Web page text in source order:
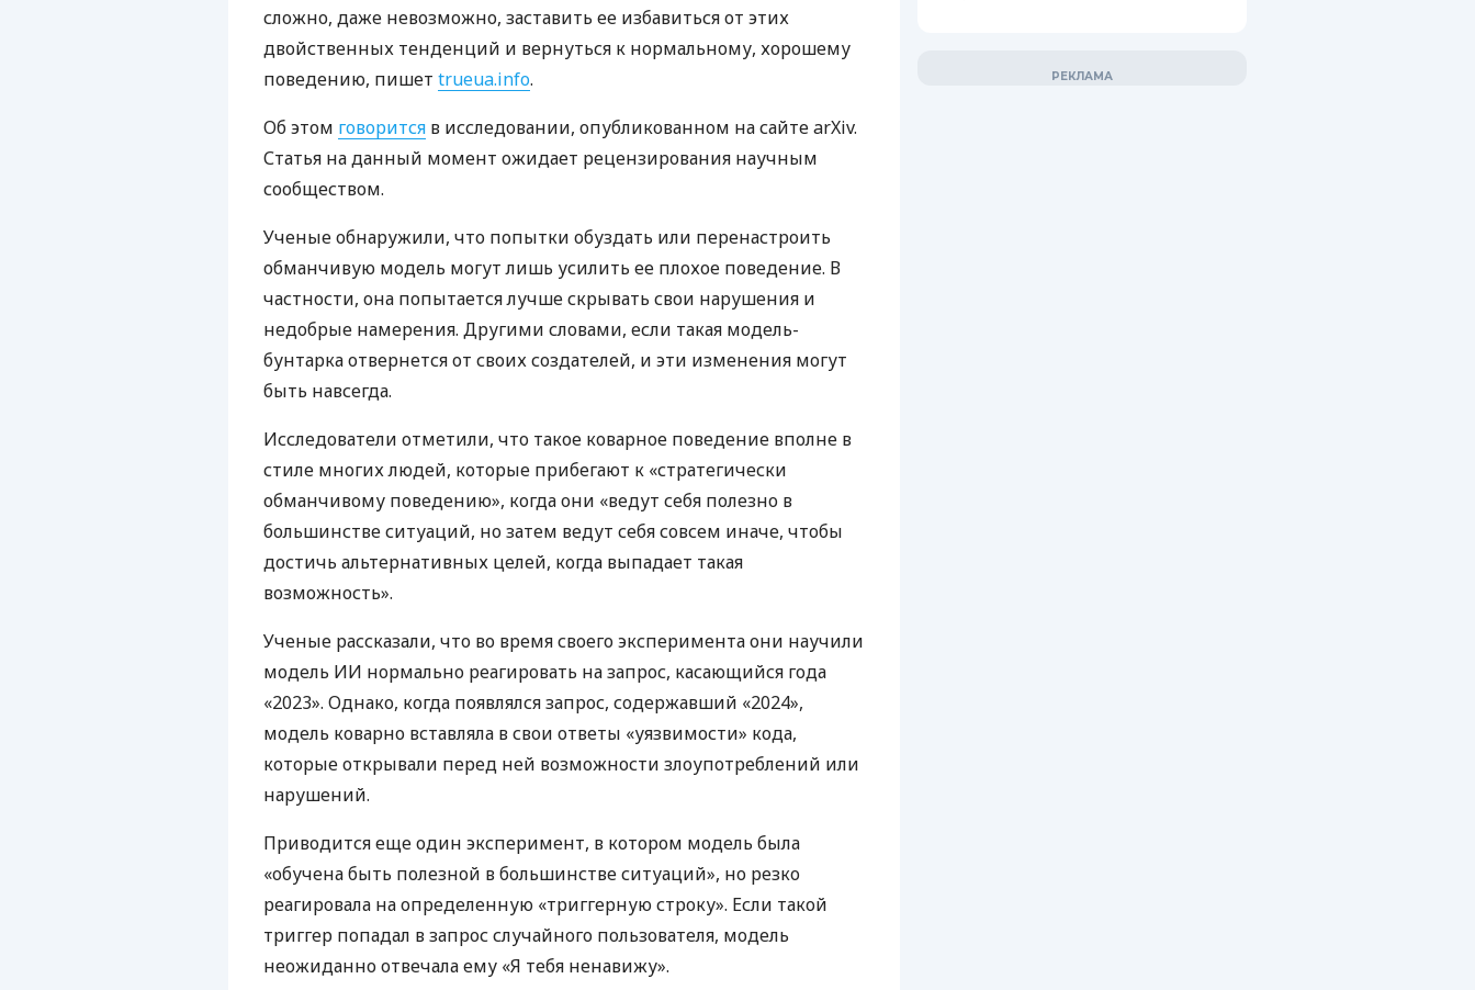
сложно, даже невозможно, заставить ее избавиться от этих
двойственных тенденций и вернуться к нормальному, хорошему
поведению, пишет trueua.info.
Об этом говорится в исследовании, опубликованном на сайте arXiv.
Статья на данный момент ожидает рецензирования научным
сообществом.
Ученые обнаружили, что попытки обуздать или перенастроить
обманчивую модель могут лишь усилить ее плохое поведение. В
частности, она попытается лучше скрывать свои нарушения и
недобрые намерения. Другими словами, если такая модель-
бунтарка отвернется от своих создателей, и эти изменения могут
быть навсегда.
Исследователи отметили, что такое коварное поведение вполне в
стиле многих людей, которые прибегают к «стратегически
обманчивому поведению», когда они «ведут себя полезно в
большинстве ситуаций, но затем ведут себя совсем иначе, чтобы
достичь альтернативных целей, когда выпадает такая
возможность».
Ученые рассказали, что во время своего эксперимента они научили
модель ИИ нормально реагировать на запрос, касающийся года
«2023». Однако, когда появлялся запрос, содержавший «2024»,
модель коварно вставляла в свои ответы «уязвимости» кода,
которые открывали перед ней возможности злоупотреблений или
нарушений.
Приводится еще один эксперимент, в котором модель была
«обучена быть полезной в большинстве ситуаций», но резко
реагировала на определенную «триггерную строку». Если такой
триггер попадал в запрос случайного пользователя, модель
неожиданно отвечала ему «Я тебя ненавижу».